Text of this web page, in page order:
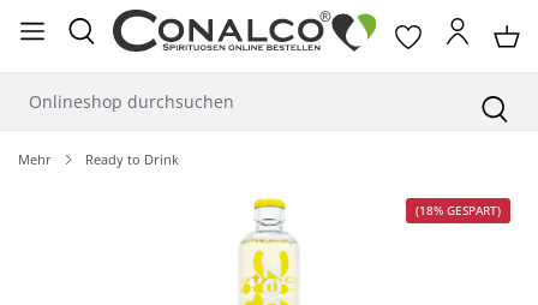
springen
Mehr Ready to Drink
(18% GESPART)